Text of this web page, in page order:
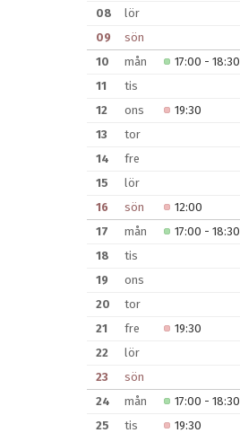
08
lör
09
sön
10 mån 17:00 - 18:30
11
tis
12
ons 19:30
13
tor
14
fre
15
lör
16
sön 12:00
17 mån 17:00 - 18:30
18
tis
19
ons
20
tor
21
fre 19:30
22
lör
23
sön
24 mån 17:00 - 18:30
25
tis 19:30